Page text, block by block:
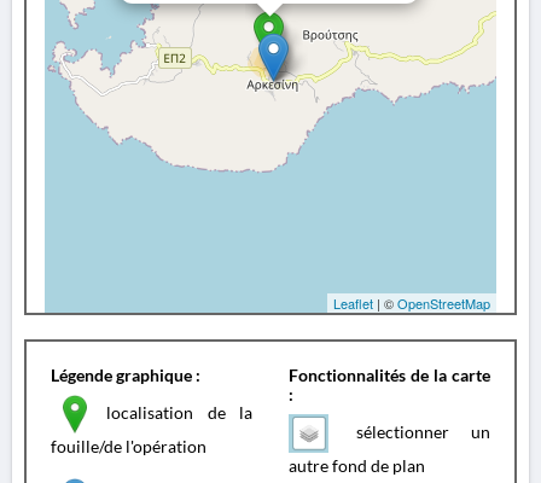
Leaflet | ©OpenStreetMap
Légende graphique :
localisation de la
fouille/de l'opération
Fonctionnalités de la carte
:
sélectionner un
autre fond de plan